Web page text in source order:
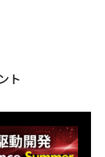
ト